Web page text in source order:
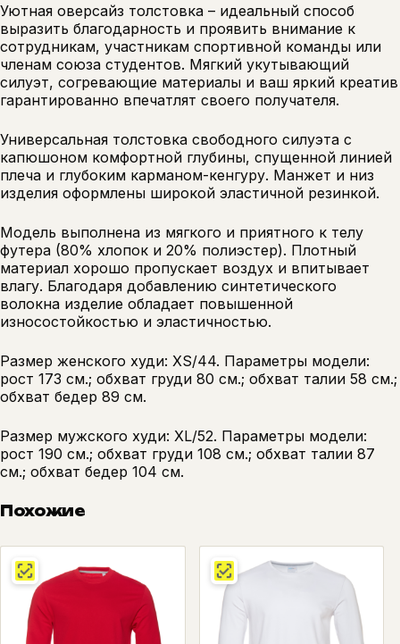
Уютная оверсайз толстовка – идеальный способ
выразить благодарность и проявить внимание к
сотрудникам, участникам спортивной команды или
членам союза студентов. Мягкий укутывающий
силуэт, согревающие материалы и ваш яркий креатив
гарантированно впечатлят своего получателя.
Универсальная толстовка свободного силуэта с
капюшоном комфортной глубины, спущенной линией
плеча и глубоким карманом-кенгуру. Манжет и низ
изделия оформлены широкой эластичной резинкой.
Модель выполнена из мягкого и приятного к телу
футера (80% хлопок и 20% полиэстер). Плотный
материал хорошо пропускает воздух и впитывает
влагу. Благодаря добавлению синтетического
волокна изделие обладает повышенной
износостойкостью и эластичностью.
Размер женского худи: XS/44. Параметры модели:
рост 173 см.; обхват груди 80 см.; обхват талии 58 см.;
обхват бедер 89 см.
Размер мужского худи: XL/52. Параметры модели:
рост 190 см.; обхват груди 108 см.; обхват талии 87
см.; обхват бедер 104 см.
Похожие